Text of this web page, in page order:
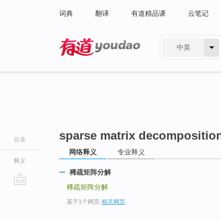
词典 翻译 有道精品课 云笔记
中英
目录
释义
sparse matrix
网络释义 专业释义
稀疏矩阵分解
稀疏矩阵分解
基于1个网页-相关网页